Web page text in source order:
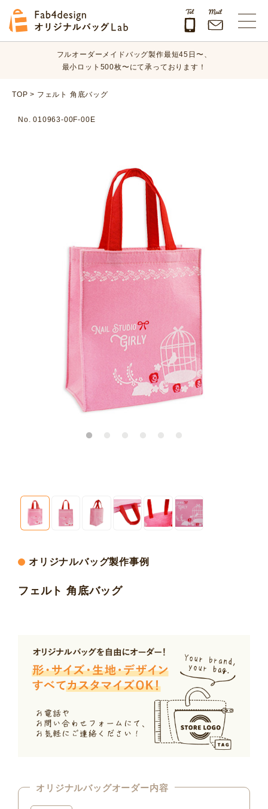
オリジナルバッグのデザイン、素材、数量、納期など、
まずはお気軽にご相談ください！
フルオーダーメイドバッグ製作最短45日〜、
最小ロット500枚〜にて承っております！
オリジナルバッグのデザイン、素材、数量、納期など、
TOP > フェルト 角底バッグ
No. 010963-00F-00E
オリジナルバッグ製作事例
フェルト 角底バッグ
オリジナルバッグオーダー内容